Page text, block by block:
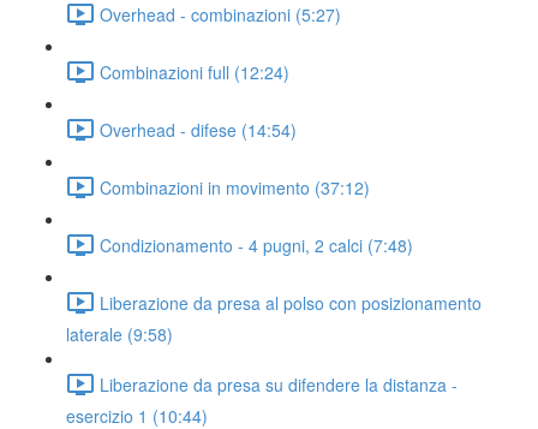
Overhead - combinazioni (5:27)
Combinazioni full (12:24)
Overhead - difese (14:54)
Combinazioni in movimento (37:12)
Condizionamento - 4 pugni, 2 calci (7:48)
Liberazione da presa al polso con posizionamento
laterale (9:58)
Liberazione da presa su difendere la distanza -
esercizio 1 (10:44)